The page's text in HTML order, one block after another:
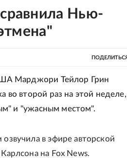
Нью-
ПОДЕЛИТЬСЯ
Марджори Тейлор Грин
во второй раз на этой неделе,
и "ужасным местом".
в эфире авторской
на Fox News.